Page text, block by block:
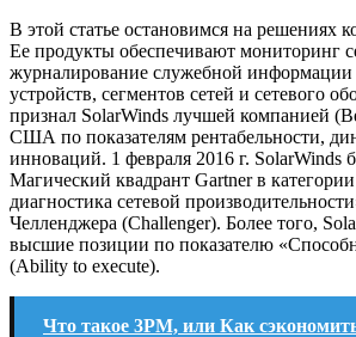
В этой статье остановимся на решениях
Ее продукты обеспечивают мониторинг
журналирование служебной
устройств, сегментов сетей и сетевого
признал SolarWinds лучшей компанией
США по показателям рентабельности,
инноваций. 1 февраля 2016 г. SolarWinds
Магический квадрант Gartner в
диагностика сетевой
Челленджера (Challenger). Более того,
высшие позиции по показателю
(Ability to execute).
Что такое 3РМ, или Как